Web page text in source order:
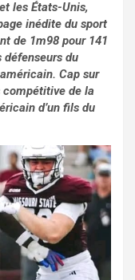
les États-Unis,
inédite du sport
de 1m98 pour 141
défenseurs du
Cap sur
compétitive de la
d’un fils du